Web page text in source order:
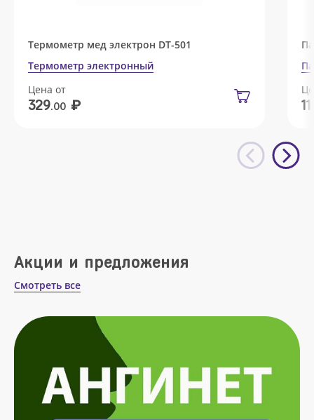
Термометр мед электрон DT-501
Термометр электронный
Цена от
329.00 ₽ 11
Акции и предложения
Смотреть все